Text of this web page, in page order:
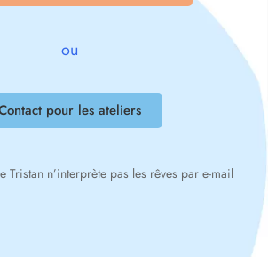
ou
pour les ateliers
Tristan n’interprète pas les rêves par e-mail